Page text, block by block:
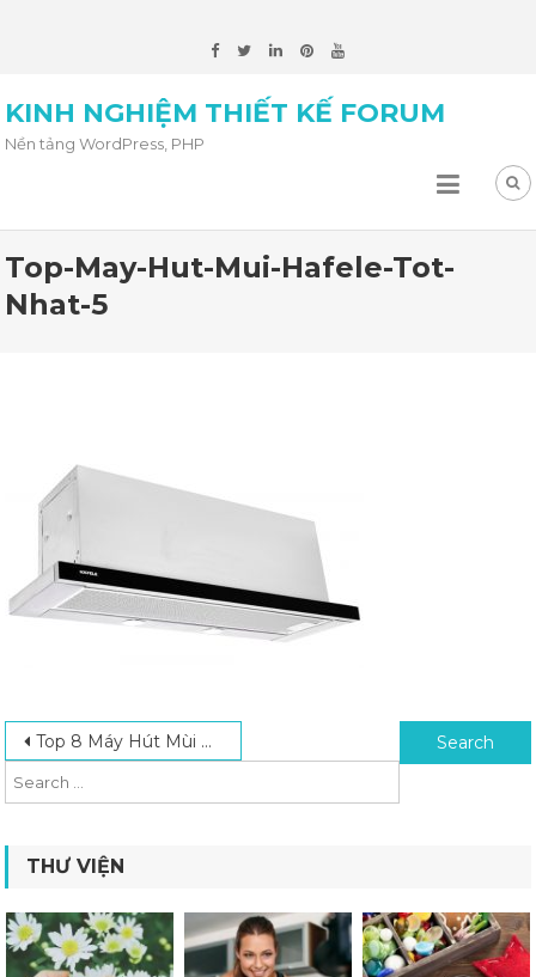
KINH NGHIỆM THIẾT KẾ FORUM
Nền tảng WordPress, PHP
Top-May-Hut-Mui-Hafele-Tot-
Nhat-5
Post navigation
Top 8 Máy Hút Mùi Hafele Tốt Nhất Được Ưa Chuộng Hiện Nay Search for:
THƯ VIỆN